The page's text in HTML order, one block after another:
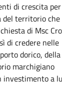
di crescita
del territorio che
di Msc
di credere nelle
dorico,
marchigiano
investimento a